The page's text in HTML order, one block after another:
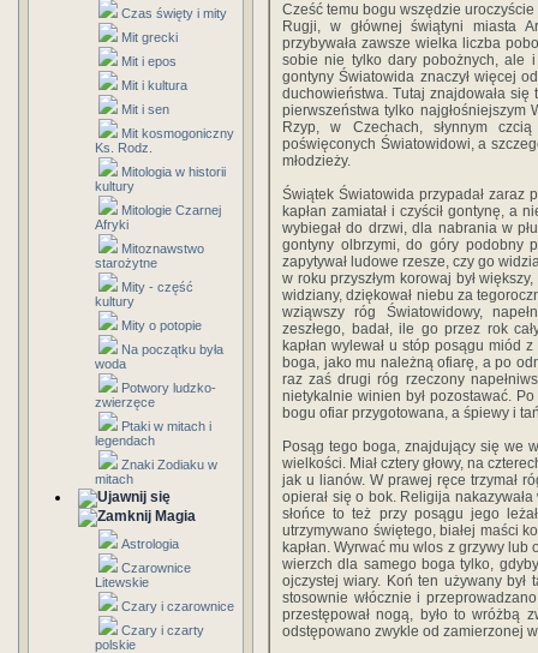
Czas święty i mity
Mit grecki
Mit i epos
Mit i kultura
Mit i sen
Mit kosmogoniczny
Ks. Rodz.
Mitologia w historii
kultury
Mitologie Czarnej
Afryki
Mitoznawstwo
starożytne
Mity - część
kultury
Mity o potopie
Na początku była
woda
Potwory ludzko-
zwierzęce
Ptaki w mitach i
legendach
Znaki Zodiaku w
mitach
Magia
Astrologia
Czarownice
Litewskie
Czary i czarownice
Czary i czarty
polskie
Cześć temu bogu wszędzie
Rugji, w głównej świątyni miasta
przybywała zawsze wielka liczba
sobie nie tylko dary pobożnych, ale i
gontyny Światowida znaczył więcej
duchowieństwa. Tutaj znajdowała się
pierwszeństwa tylko
Rzyp, w Czechach, słynnym
poświęconych Światowidowi, a
młodzieży.
Świątek Światowida przypadał zaraz
kapłan zamiatał i czyścił gontynę, a
wybiegał do drzwi, dla nabrania w
gontyny olbrzymi, do góry podobny
zapytywał ludowe rzesze, czy go
w roku przyszłym korowaj był
widziany, dziękował niebu za
wziąwszy róg Światowidowy,
zeszłego, badał, ile go przez rok
kapłan wylewał u stóp posągu miód
boga, jako mu należną ofiarę, a po
raz zaś drugi róg rzeczony
nietykalnie winien był pozostawać.
bogu ofiar przygotowana, a śpiewy i
Posąg tego boga, znajdujący się we
wielkości. Miał cztery głowy, na
jak u lianów. W prawej ręce trzymał
opierał się o bok. Religija
słońce to też przy posągu jego
utrzymywano świętego, białej maści
kapłan. Wyrwać mu wlos z grzywy lub
wierzch dla samego boga tylko,
ojczystej wiary. Koń ten używany był
stosownie włócznie i
przestępował nogą, było to wróżbą
odstępowano zwykle od zamierzonej